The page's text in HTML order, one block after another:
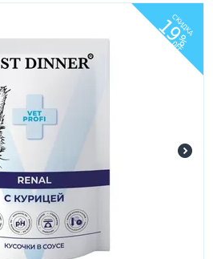
МЕ/кг : Витамин А : 1725; Витамин
СКИДКА
19
%
OFF